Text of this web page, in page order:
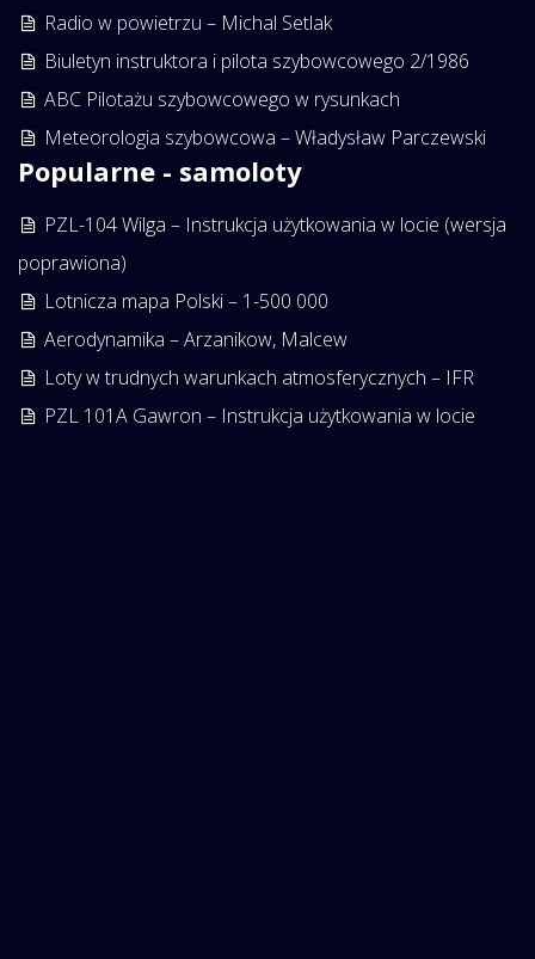
Radio w powietrzu – Michal Setlak
Biuletyn instruktora i pilota szybowcowego 2/1986
ABC Pilotażu szybowcowego w rysunkach
Meteorologia szybowcowa – Władysław Parczewski
Popularne - samoloty
PZL-104 Wilga – Instrukcja użytkowania w locie (wersja
poprawiona)
Lotnicza mapa Polski – 1-500 000
Aerodynamika – Arzanikow, Malcew
Loty w trudnych warunkach atmosferycznych – IFR
PZL 101A Gawron – Instrukcja użytkowania w locie